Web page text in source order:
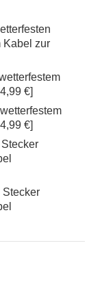
Kabel zur
€]
€]
Stecker